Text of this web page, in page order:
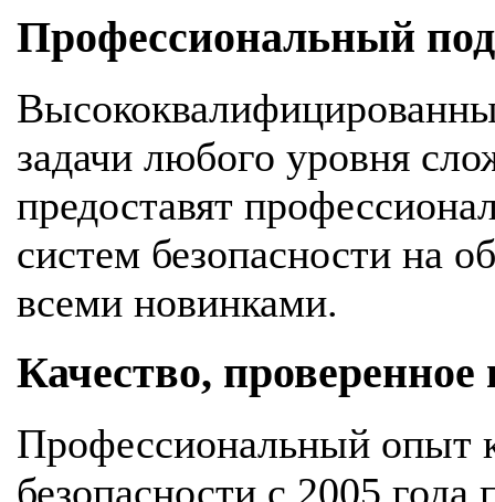
Профессиональный
задачи любого уровня
предоставят
систем безопасности на
всеми новинками.
Качество,
Профессиональный опыт
безопасности с 2005 года